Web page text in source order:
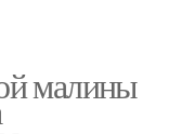
малины